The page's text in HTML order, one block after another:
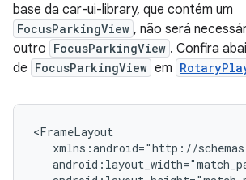
base da car-ui-library, que contém um
FocusParkingView , não será
outro FocusParkingView . Confira
de FocusParkingView em
<FrameLayout
xmlns:android="http://